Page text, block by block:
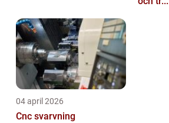
04 april 2026
Cnc svarvning